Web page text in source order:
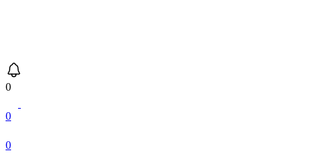
0
0
0